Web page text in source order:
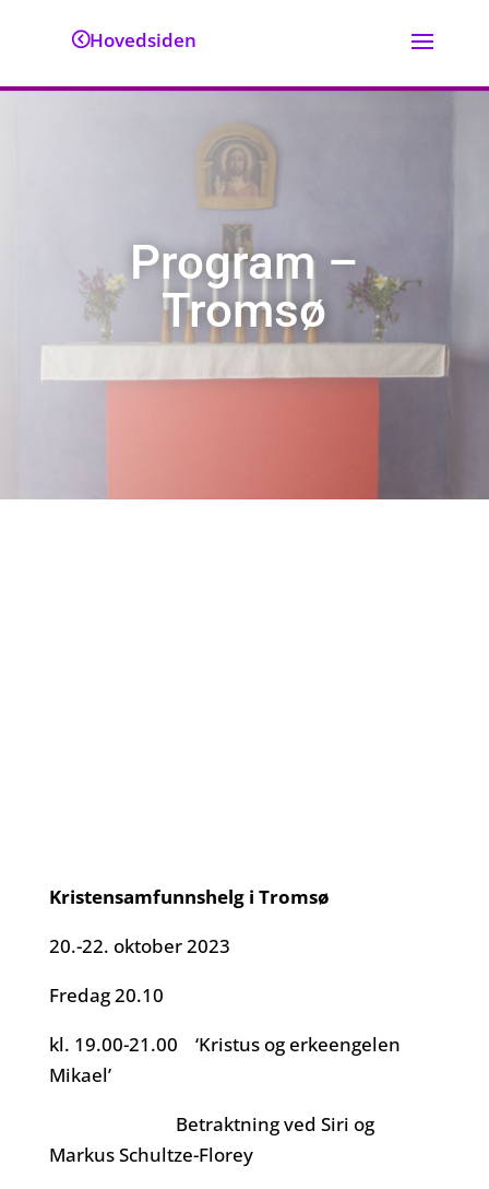
Hovedsiden
Program –
Tromsø
Kristensamfunnshelg i Tromsø
20.-22. oktober 2023
Fredag 20.10
kl. 19.00-21.00 ‘Kristus og erkeengelen
Mikael’
Betraktning ved Siri og
Markus Schultze-Florey